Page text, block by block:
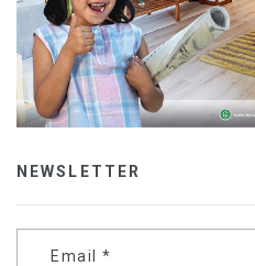
NEWSLETTER
Email *